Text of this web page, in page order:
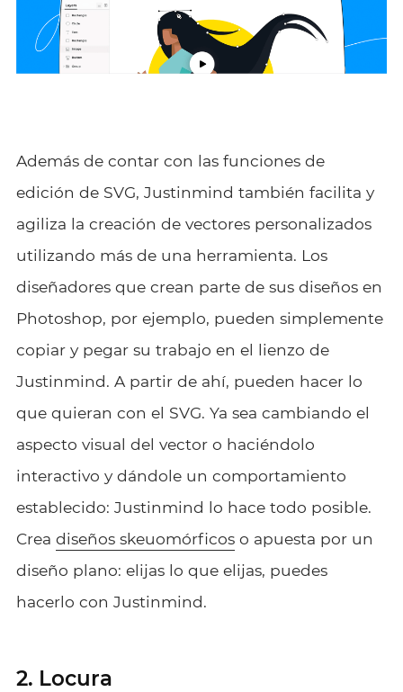
Además de contar con las funciones de
edición de SVG, Justinmind también facilita y
agiliza la creación de vectores personalizados
utilizando más de una herramienta. Los
diseñadores que crean parte de sus diseños en
Photoshop, por ejemplo, pueden simplemente
copiar y pegar su trabajo en el lienzo de
Justinmind. A partir de ahí, pueden hacer lo
que quieran con el SVG. Ya sea cambiando el
aspecto visual del vector o haciéndolo
interactivo y dándole un comportamiento
establecido: Justinmind lo hace todo posible.
Crea diseños skeuomórficoso apuesta por un
diseño plano: elijas lo que elijas, puedes
hacerlo con Justinmind.
2. Locura